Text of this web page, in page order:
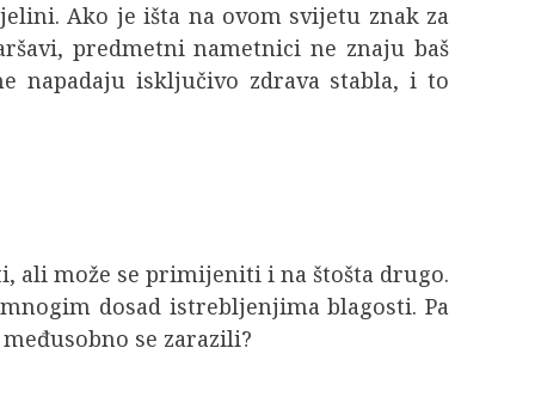
Ako je išta na ovom svijetu znak za
predmetni nametnici ne znaju baš
napadaju isključivo zdrava stabla, i to
ali može se primijeniti i na štošta drugo.
dosad istrebljenjima blagosti. Pa
se zarazili?